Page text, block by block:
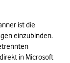
ist die
einzubinden.
in Microsoft